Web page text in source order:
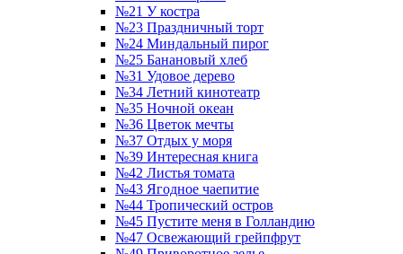
№21 У костра
№23 Праздничный торт
№24 Миндальный пирог
№25 Банановый хлеб
№31 Удовое дерево
№34 Летний кинотеатр
№35 Ночной океан
№36 Цветок мечты
№37 Отдых у моря
№39 Интересная книга
№42 Листья томата
№43 Ягодное чаепитие
№44 Тропический остров
№45 Пустите меня в Голландию
№47 Освежающий грейпфрут